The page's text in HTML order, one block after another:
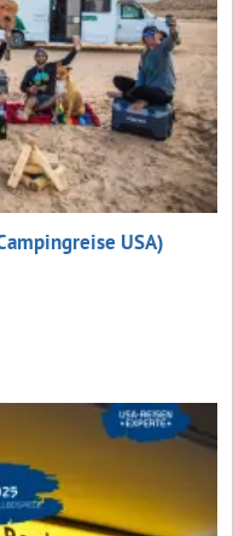
USA)